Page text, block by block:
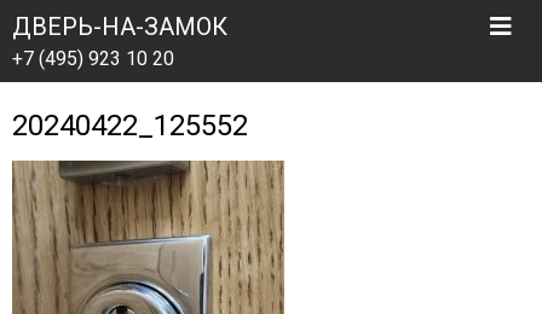
ДВЕРЬ-НА-ЗАМОК
+7 (495) 923 10 20
20240422_125552